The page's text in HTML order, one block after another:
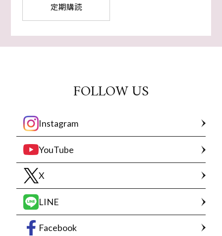
定期購読
FOLLOW US
Instagram
YouTube
X
LINE
Facebook